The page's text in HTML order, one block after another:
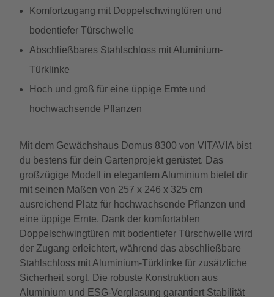
Komfortzugang mit Doppelschwingtüren und
bodentiefer Türschwelle
Abschließbares Stahlschloss mit Aluminium-
Türklinke
Hoch und groß für eine üppige Ernte und
hochwachsende Pflanzen
Mit dem Gewächshaus Domus 8300 von VITAVIA bist
du bestens für dein Gartenprojekt gerüstet. Das
großzügige Modell in elegantem Aluminium bietet dir
mit seinen Maßen von 257 x 246 x 325 cm
ausreichend Platz für hochwachsende Pflanzen und
eine üppige Ernte. Dank der komfortablen
Doppelschwingtüren mit bodentiefer Türschwelle wird
der Zugang erleichtert, während das abschließbare
Stahlschloss mit Aluminium-Türklinke für zusätzliche
Sicherheit sorgt. Die robuste Konstruktion aus
Aluminium und ESG-Verglasung garantiert Stabilität